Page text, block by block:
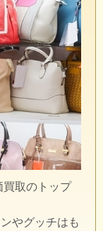
買取のトップ
やグッチはも